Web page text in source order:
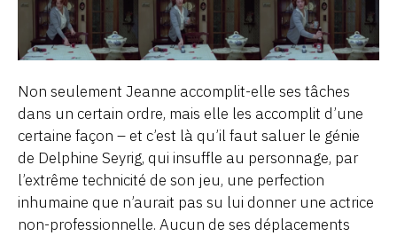
Non seulement Jeanne accomplit-elle ses tâches
dans un certain ordre, mais elle les accomplit d’une
certaine façon – et c’est là qu’il faut saluer le génie
de Delphine Seyrig, qui insuffle au personnage, par
l’extrême technicité de son jeu, une perfection
inhumaine que n’aurait pas su lui donner une actrice
non-professionnelle. Aucun de ses déplacements